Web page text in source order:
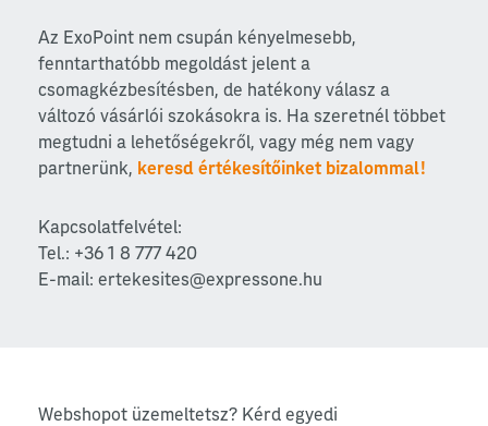
Az ExoPoint nem csupán kényelmesebb,
fenntarthatóbb megoldást jelent a
csomagkézbesítésben, de hatékony válasz a
változó vásárlói szokásokra is. Ha szeretnél többet
megtudni a lehetőségekről, vagy még nem vagy
partnerünk, keresd értékesítőinket bizalommal!
Kapcsolatfelvétel:
Tel.: +36 1 8 777 420
E-mail: ertekesites@expressone.hu
Webshopot üzemeltetsz? Kérd egyedi